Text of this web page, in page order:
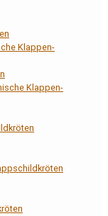
Klappen-
Klappen-